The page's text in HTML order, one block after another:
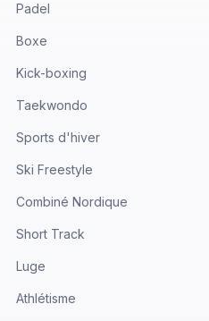
Padel
Boxe
Kick-boxing
Taekwondo
Sports d'hiver
Ski Freestyle
Combiné Nordique
Short Track
Luge
Athlétisme